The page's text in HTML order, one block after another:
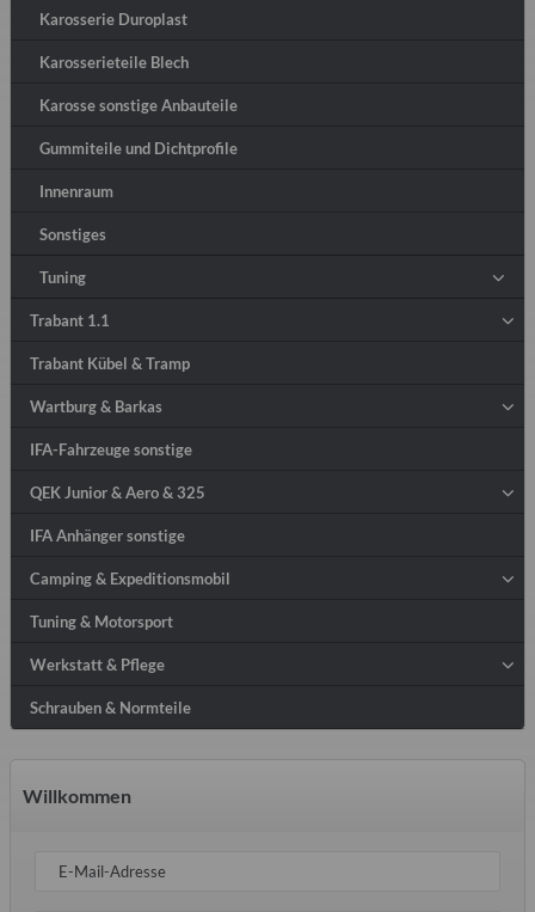
Karosserie Duroplast
Karosserieteile Blech
Karosse sonstige Anbauteile
Gummiteile und Dichtprofile
Innenraum
Sonstiges
Tuning
Trabant 1.1
Trabant Kübel & Tramp
Wartburg & Barkas
IFA-Fahrzeuge sonstige
QEK Junior & Aero & 325
IFA Anhänger sonstige
Camping & Expeditionsmobil
Tuning & Motorsport
Werkstatt & Pflege
Schrauben & Normteile
Willkommen
E-Mail-Adresse